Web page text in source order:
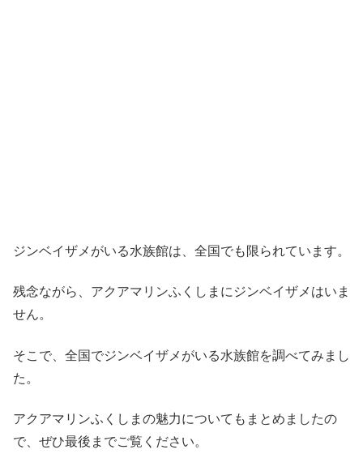
ジンベイザメがいる水族館は、全国でも限られています。
残念ながら、 アクアマリンふくしまにジンベイザメはいま
せん。
そこで、全国でジンベイザメがいる水族館を調べてみまし
た。
アクアマリンふくしまの魅力についてもまとめましたの
で、ぜひ最後までご覧ください。